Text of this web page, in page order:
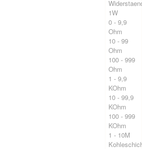
1W
0 - 9,9
Ohm
10 - 99
Ohm
100 - 999
Ohm
1 - 9,9
KOhm
10 - 99,9
KOhm
100 - 999
KOhm
1 - 10M